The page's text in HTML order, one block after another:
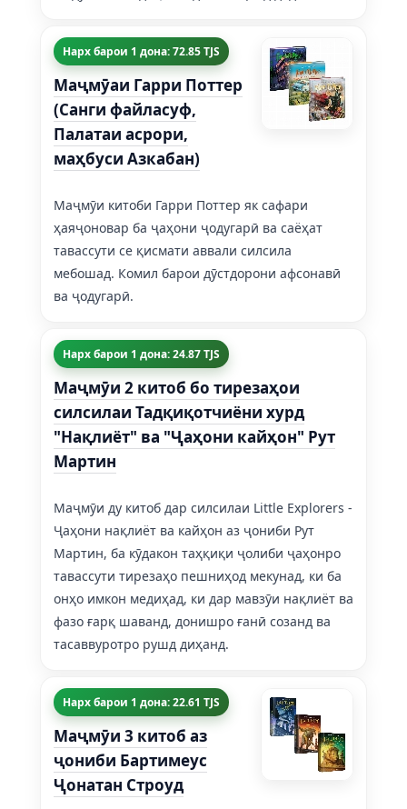
Нарх барои 1 дона: 72.85 TJS
Маҷмӯаи Гарри Поттер
(Санги файласуф,
Палатаи асрори,
маҳбуси Азкабан)
Маҷмӯи китоби Гарри Поттер як сафари
ҳаяҷоновар ба ҷаҳони ҷодугарӣ ва саёҳат
тавассути се қисмати аввали силсила
мебошад. Комил барои дӯстдорони афсонавӣ
ва ҷодугарӣ.
Нарх барои 1 дона: 24.87 TJS
Маҷмӯи 2 китоб бо тирезаҳои
силсилаи Тадқиқотчиёни хурд
"Нақлиёт" ва "Ҷаҳони кайҳон" Рут
Мартин
Маҷмӯи ду китоб дар силсилаи Little Explorers -
Ҷаҳони нақлиёт ва кайҳон аз ҷониби Рут
Мартин, ба кӯдакон таҳқиқи ҷолиби ҷаҳонро
тавассути тирезаҳо пешниҳод мекунад, ки ба
онҳо имкон медиҳад, ки дар мавзӯи нақлиёт ва
фазо ғарқ шаванд, донишро ғанӣ созанд ва
тасаввуротро рушд диҳанд.
Нарх барои 1 дона: 22.61 TJS
Маҷмӯи 3 китоб аз
ҷониби Бартимеус
Ҷонатан Строуд